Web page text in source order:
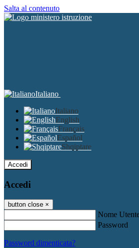
Salta al contenuto
Italiano
Italiano
English
Français
Español
Shqiptare
Accedi
Accedi
button close ×
Nome
Password
Password dimenticata?